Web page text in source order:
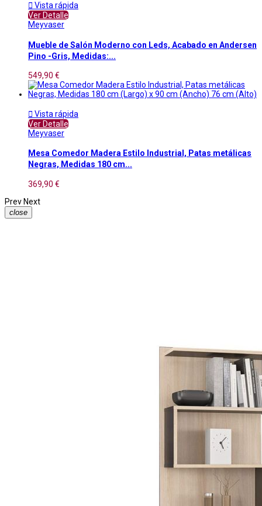
 Vista rápida
Ver Detalle
Meyvaser
Mueble de Salón Moderno con Leds, Acabado en Andersen
Pino -Gris, Medidas:...
549,90 €
 Vista rápida
Ver Detalle
Meyvaser
Mesa Comedor Madera Estilo Industrial, Patas metálicas
Negras, Medidas 180 cm...
369,90 €
Prev Next
close